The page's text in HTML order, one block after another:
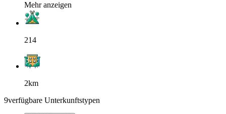
Mehr anzeigen
214
2km
9verfügbare Unterkunftstypen